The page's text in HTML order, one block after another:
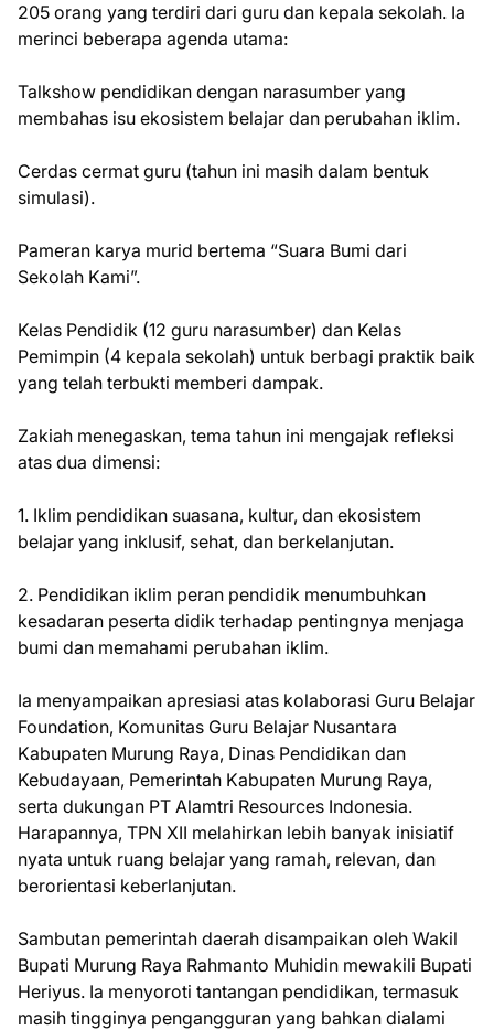
205 orang yang terdiri dari guru dan kepala sekolah. Ia
merinci beberapa agenda utama:
Talkshow pendidikan dengan narasumber yang
membahas isu ekosistem belajar dan perubahan iklim.
Cerdas cermat guru (tahun ini masih dalam bentuk
simulasi).
Pameran karya murid bertema “Suara Bumi dari
Sekolah Kami”.
Kelas Pendidik (12 guru narasumber) dan Kelas
Pemimpin (4 kepala sekolah) untuk berbagi praktik baik
yang telah terbukti memberi dampak.
Zakiah menegaskan, tema tahun ini mengajak refleksi
atas dua dimensi:
1. Iklim pendidikan suasana, kultur, dan ekosistem
belajar yang inklusif, sehat, dan berkelanjutan.
2. Pendidikan iklim peran pendidik menumbuhkan
kesadaran peserta didik terhadap pentingnya menjaga
bumi dan memahami perubahan iklim.
Ia menyampaikan apresiasi atas kolaborasi Guru Belajar
Foundation, Komunitas Guru Belajar Nusantara
Kabupaten Murung Raya, Dinas Pendidikan dan
Kebudayaan, Pemerintah Kabupaten Murung Raya,
serta dukungan PT Alamtri Resources Indonesia.
Harapannya, TPN XII melahirkan lebih banyak inisiatif
nyata untuk ruang belajar yang ramah, relevan, dan
berorientasi keberlanjutan.
Sambutan pemerintah daerah disampaikan oleh Wakil
Bupati Murung Raya Rahmanto Muhidin mewakili Bupati
Heriyus. Ia menyoroti tantangan pendidikan, termasuk
masih tingginya pengangguran yang bahkan dialami